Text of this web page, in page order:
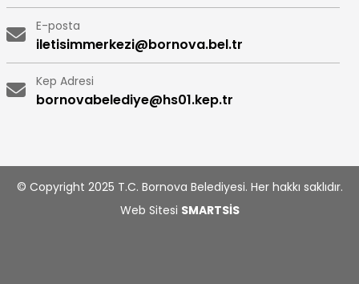
E-posta
iletisimmerkezi@bornova.bel.tr
Kep Adresi
bornovabelediye@hs01.kep.tr
© Copyright 2025 T.C. Bornova Belediyesi. Her hakkı saklıdır.
Web Sitesi SMARTSİS